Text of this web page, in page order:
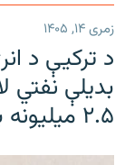
زمری ۱۴, ۱۴۰۵
د ترکیې د
بدیلې نفتي
۲.۵ میلیونه بېرلو ته لوړ کړو